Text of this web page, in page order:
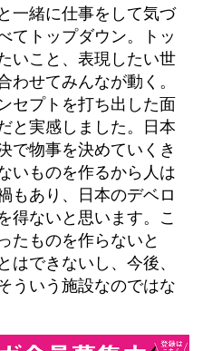
一緒に仕事をして気づ
てトップダウン。トッ
いこと、表現したい世
せてみんなが動く。
セプトを打ち出した面
と実感しました。日本
で物事を決めていくき
いものを作るから人は
もあり、日本のデベロ
得ないと思います。こ
たものを作らないと
はできないし、今後、
ういう施設なのではな